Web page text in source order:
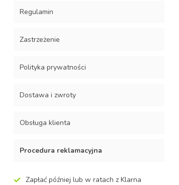
Regulamin
Zastrzeżenie
Polityka prywatności
Dostawa i zwroty
Obsługa klienta
Procedura reklamacyjna
Zapłać później lub w ratach z Klarna